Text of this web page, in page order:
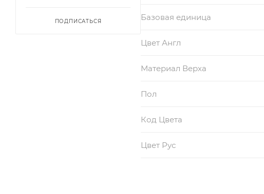
Базовая единица
Цвет Англ
Материал Верха
Пол
Код Цвета
Цвет Рус
ПОДПИСАТЬСЯ